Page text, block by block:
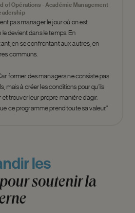
of Opérations - Académie Management
pas manager le jour où on est
devient dans le temps. En
en se confrontant aux autres, en
communs.
former des managers ne consiste pas
mais à créer les conditions pour qu’ils
trouver leur propre manière d’agir.
ce programme prend toute sa valeur."
les
poursoutenirla